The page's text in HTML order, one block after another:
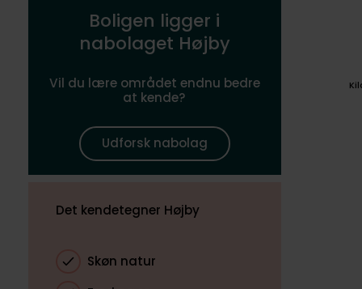
Boligen ligger i
nabolaget Højby
Vil du lære området endnu bedre
at kende?
Udforsk nabolag
Det kendetegner Højby
Skøn natur